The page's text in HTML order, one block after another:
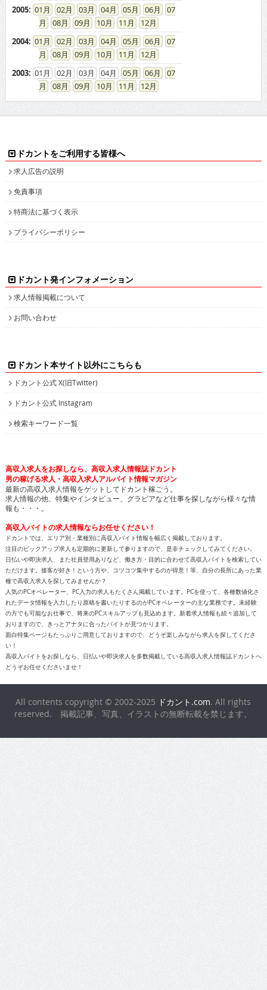
08
09 10 11
12
01 02 03 04 05 06
08
09 10 11 12
ドカントをご利用する皆様へ
特商法に基づく表示
プライバシーポリシー
ドカント発インフォメーション
ドカント本サイト以外にこちらも
検索キーワード一覧
高収入求人をお探しなら、高収入求人情報誌ドカント
報も・・・。
高収入バイトの求人情報ならお任せください！
ドカントでは、エリア別・業種別に高収入バイト情報を幅広く掲載しております。
注目のピックアップ求人も定期的に更新して参りますので、是非チェックしてみてください。
日払いや即決求人、また社員登用ありなど、働き方・目的に合わせて高収入バイトを検索してい
ただけます。接客が好き！という方や、コツコツ集中するのが得意！等、自分の長所にあった業
種で高収入求人を探してみませんか？
人気のPCオペレーター、PC入力の求人もたくさん掲載しています。PCを使って、各種数値化さ
れたデータ情報を入力したり原稿を書いたりするのがPCオペレーターの主な業務です。未経験
の方でも可能なお仕事で、将来のPCスキルアップも見込めます。新着求人情報も続々追加して
おりますので、きっとアナタに合ったバイトが見つかります。
面白特集ページもたっぷりご用意しておりますので、どうぞ楽しみながら求人を探してくださ
い！
高収入バイトをお探しなら、日払いや即決求人を多数掲載している高収入求人情報誌ドカントへ
どうぞお任せくださいませ！
All contents copyright © 2002-2025ドカント.com. All rights
reserved. 掲載記事、写真、イラストの無断転載を禁じます。